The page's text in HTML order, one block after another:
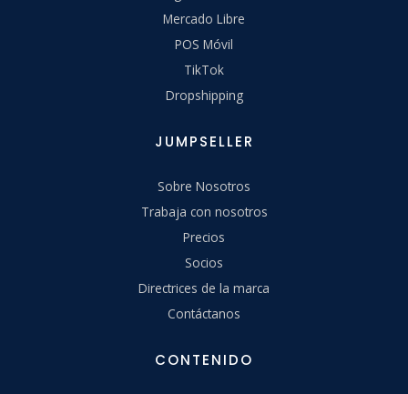
Mercado Libre
POS Móvil
TikTok
Dropshipping
JUMPSELLER
Sobre Nosotros
Trabaja con nosotros
Precios
Socios
Directrices de la marca
Contáctanos
CONTENIDO